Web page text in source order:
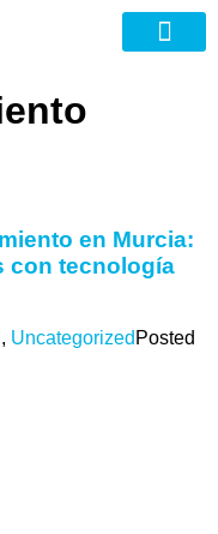
en Murcia:
con tecnología
, Uncategorized Posted